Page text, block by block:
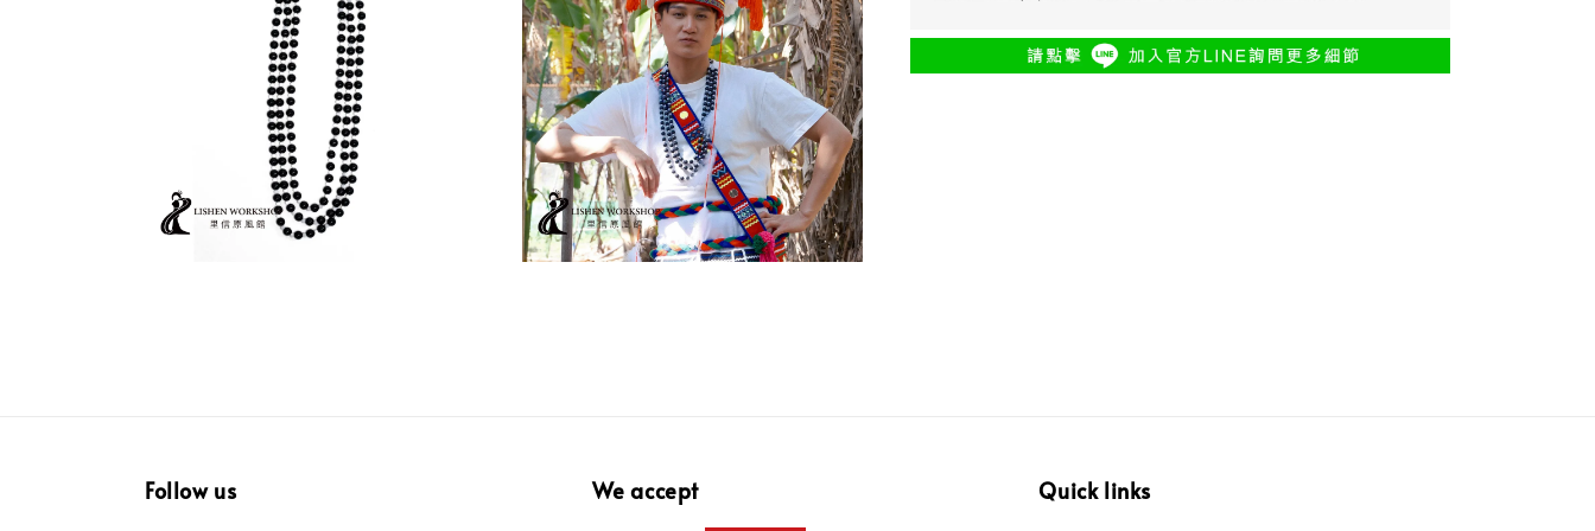
Follow us We accept Quick links